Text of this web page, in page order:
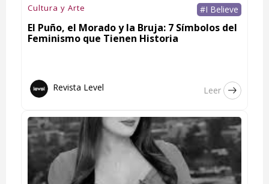
Cultura y Arte #I Believe
El Puño, el Morado y la Bruja: 7 Símbolos del
Feminismo que Tienen Historia
Revista Level Leer